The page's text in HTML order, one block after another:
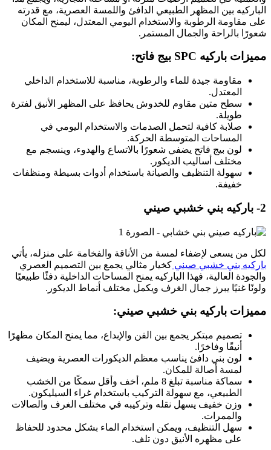
الباركيه بين المظهر الطبيعي الدافئ واللمسة العصرية، مع قدرته
على مقاومة الرطوبة والاستخدام اليومي المعتدل، ليمنح المكان
شعورًا بالراحة والجمال المستمر.
مميزات باركيه SPC بيج فاتح:
مقاومة جيدة للماء والرطوبة، مناسبة للاستخدام الداخلي
المعتدل.
سطح متين مقاوم للخدوش يحافظ على المظهر الأنيق لفترة
طويلة.
صلابة كافية لتحمل الصدمات والاستخدام اليومي في
المساحات المتوسطة الحركة.
لون بيج فاتح يضفي شعورًا بالاتساع والهدوء، وينسجم مع
مختلف أساليب الديكور.
سهولة التنظيف والصيانة باستخدام أدوات بسيطة ومنظفات
خفيفة.
2- باركيه بني خشبي صيني
لكل من يسعى لإضفاء لمسة من الأناقة والفخامة على منزله، يأتي
باركيه بني خشبي صيني كخيار مثالي يجمع بين التصميم العصري
والجودة العالية، فهذا الباركيه يمنح المساحات الداخلية دفئًا طبيعيًا
ولونًا غنيًا يبرز جمال الغرف ويكمل مختلف أنماط الديكور.
مميزات باركيه بني خشبي صيني:
تصميم مبتكر يجمع بين الفن والإبداع، مما يمنح المكان مظهرًا
أنيقًا وفاخرًا.
لون بني دافئ يناسب معظم الديكورات العصرية ويضيف
لمسة أصالة للمكان.
سماكة مناسبة تبلغ 8 ملم، أخف وأقل سمكًا من الخشب
الطبيعي، مع سهولة التركيب باستخدام غراء السيليكون.
وزن خفيف يسهل نقله وتركيبه في مختلف الغرف والصالات
والممرات.
سهل التنظيف، ويمكن استخدام الماء بشكل محدود للحفاظ
على مظهره الأنيق دون تلف.